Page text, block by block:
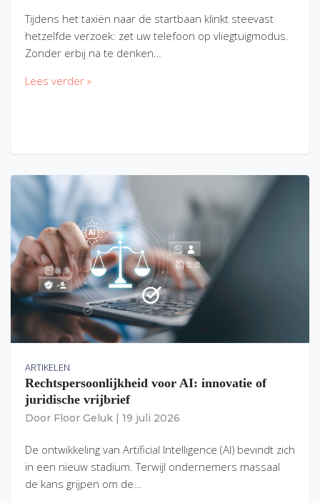
Tijdens het taxiën naar de startbaan klinkt steevast
hetzelfde verzoek: zet uw telefoon op vliegtuigmodus.
Zonder erbij na te denken…
Lees verder »
ARTIKELEN
Rechtspersoonlijkheid voor AI: innovatie of
juridische vrijbrief
Door Floor Geluk 19 juli 2026
De ontwikkeling van Artificial Intelligence (AI) bevindt zich
in een nieuw stadium. Terwijl ondernemers massaal
de kans grijpen om de…